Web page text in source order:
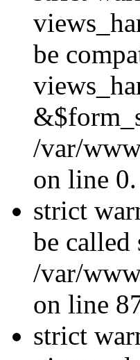
be
/var/
on line 0.
strict
be
/var/
on line
strict